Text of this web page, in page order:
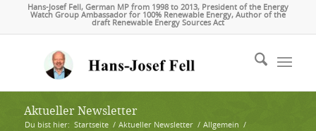
Hans-Josef Fell, German MP from 1998 to 2013, President of the Energy
Watch Group Ambassador for 100% Renewable Energy, Author of the
draft Renewable Energy Sources Act
Aktueller Newsletter
Du bist hier: Startseite / Aktueller Newsletter / Allgemein
/